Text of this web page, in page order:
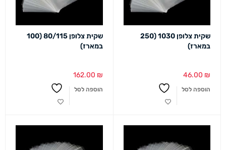
שקית צלופן 1030 (250
במארז)
46.00 ₪
הוספה לסל
שקית צלופן 80/115 (100
במארז)
162.00 ₪
הוספה לסל